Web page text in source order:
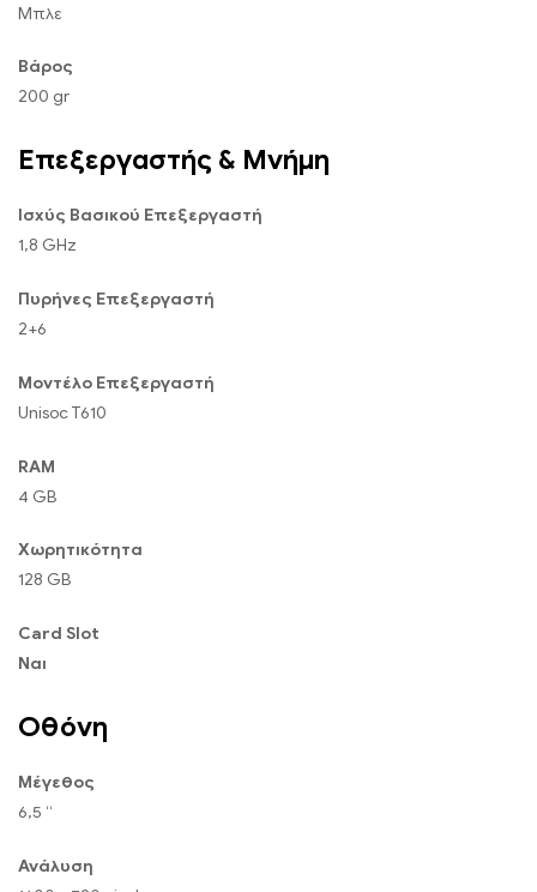
Μπλε
Βάρος
200 gr
Επεξεργαστής & Μνήμη
Ισχύς Βασικού Επεξεργαστή
1,8 GHz
Πυρήνες Επεξεργαστή
2+6
Μοντέλο Επεξεργαστή
Unisoc T610
RAM
4 GB
Χωρητικότητα
128 GB
Card Slot
Ναι
Οθόνη
Μέγεθος
6,5 “
Ανάλυση